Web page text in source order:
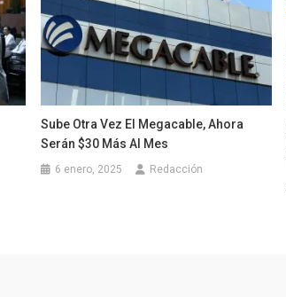
Sube Otra Vez El Megacable, Ahora
Serán $30 Más Al Mes
6 enero, 2025 Redacción